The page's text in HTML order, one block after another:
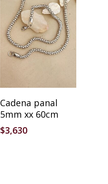
Añadir Al Carrito
Cadena panal
5mm xx 60cm
$3,630